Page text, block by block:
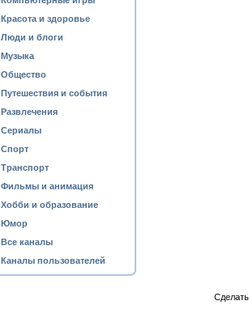
Красота и здоровье
Люди и блоги
Музыка
Общество
Путешествия и события
Развлечения
Сериалы
Спорт
Транспорт
Фильмы и анимация
Хобби и образование
Юмор
Все каналы
Каналы пользователей